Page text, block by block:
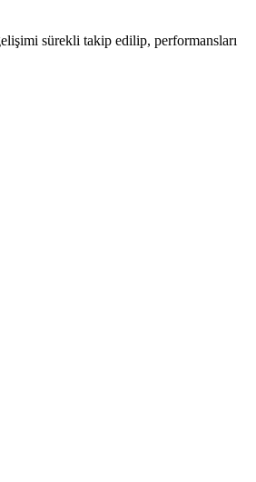
sürekli takip edilip, performansları